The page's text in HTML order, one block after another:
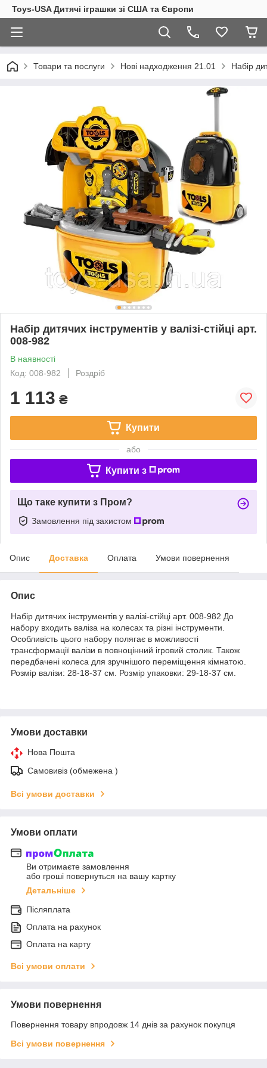
Toys-USA Дитячі іграшки зі США та Європи
Товари та послуги Нові надходження 21.01 Набір
Набір дитячих інструментів у валізі-стійці арт.
008-982
В наявності
Код: 008-982
Роздріб
1 113 ₴
Купити
або
Купити з
Що таке купити з Пром?
Замовлення під захистом
Опис Доставка Оплата Умови повернення
Опис
Набір дитячих інструментів у валізі-стійці арт. 008-982 До
набору входить валіза на колесах та різні інструменти.
Особливість цього набору полягає в можливості
трансформації валізи в повноцінний ігровий столик. Також
передбачені колеса для зручнішого переміщення кімнатою.
Розмір валізи: 28-18-37 см. Розмір упаковки: 29-18-37 см.
Умови доставки
Нова Пошта
Самовивіз (обмежена )
Всі умови доставки
Умови оплати
Ви отримаєте замовлення
або гроші повернуться на вашу картку
Детальніше
Післяплата
Оплата на рахунок
Оплата на карту
Всі умови оплати
Умови повернення
Повернення товару впродовж 14 днів за рахунок покупця
Всі умови повернення